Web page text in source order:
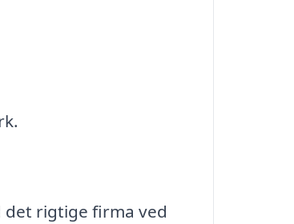
det rigtige firma ved